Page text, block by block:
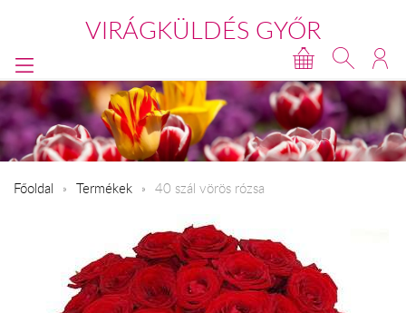
VIRÁGKÜLDÉS GYŐR
Főoldal Termékek 40 szál vörös rózsa